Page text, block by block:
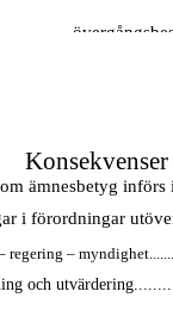
om ämnesbetyg
i förordningar
regering –
och